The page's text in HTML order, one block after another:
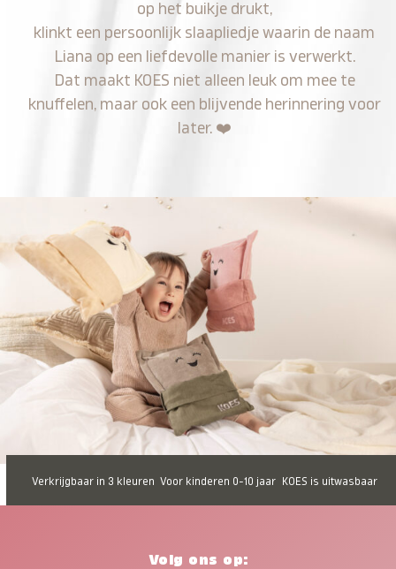
op het buikje drukt,
klinkt een persoonlijk slaapliedje waarin de naam
Liana op een liefdevolle manier is verwerkt.
Dat maakt KOES niet alleen leuk om mee te
knuffelen, maar ook een blijvende herinnering voor
later. ❤️
Verkrijgbaar in 3 kleuren Voor kinderen 0-10 jaar KOES is uitwasbaar
Volg ons op: